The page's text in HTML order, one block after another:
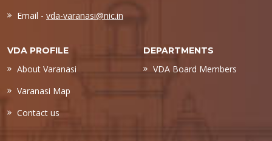
Email - vda-varanasi@nic.in
VDA PROFILE
About Varanasi
Varanasi Map
Contact us
DEPARTMENTS
VDA Board Members